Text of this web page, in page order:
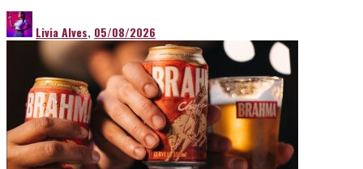
Livia Alves, 05/08/2026